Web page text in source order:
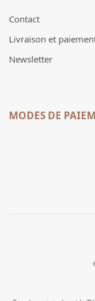
Contact
Livraison et
Newsletter
MODES DE